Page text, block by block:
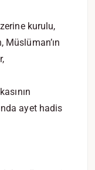
kurulu,
ayet hadis